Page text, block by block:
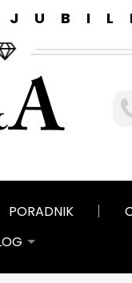
PORADNIK